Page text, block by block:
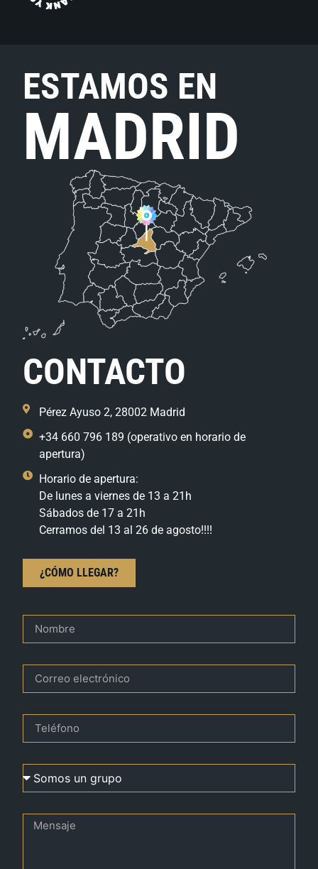
ESTAMOS EN
MADRID
CONTACTO
Pérez Ayuso 2, 28002 Madrid
+34 660 796 189 (operativo en horario de
apertura)
Horario de apertura:
De lunes a viernes de 13 a 21h
Sábados de 17 a 21h
Cerramos del 13 al 26 de agosto!!!!
¿CÓMO LLEGAR?